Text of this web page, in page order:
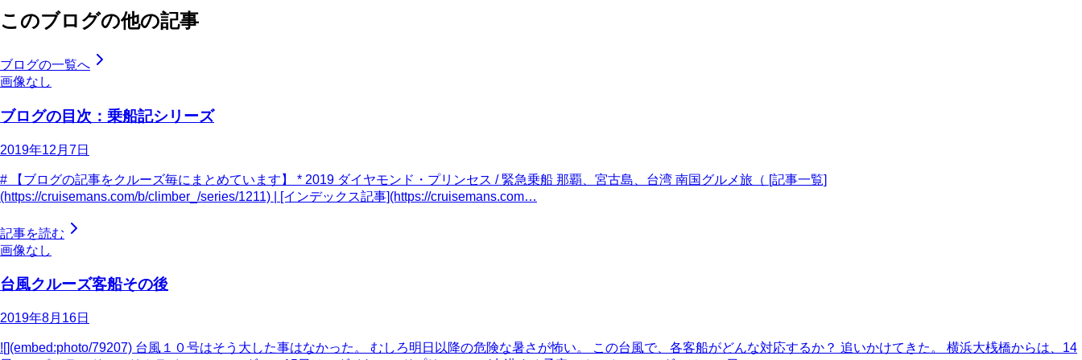
このブログの他の記事
ブログの一覧へ
画像なし
ブログの目次：乗船記シリーズ
2019年12月7日
# 【ブログの記事をクルーズ毎にまとめています】 * 2019 ダイヤモンド・プリンセス / 緊急乗船 那覇、宮古島、台湾 南国グルメ旅（ [記事一覧]
(https://cruisemans.com/b/climber_/series/1211) | [インデックス記事](https://cruisemans.com…
記事を読む
画像なし
台風クルーズ客船その後
2019年8月16日
![](embed:photo/79207) 台風１０号はそう大した事はなかった。 むしろ明日以降の危険な暑さが怖い。 この台風で、各客船がどんな対応するか？ 追いかけてきた。 横浜大桟橋からは、14